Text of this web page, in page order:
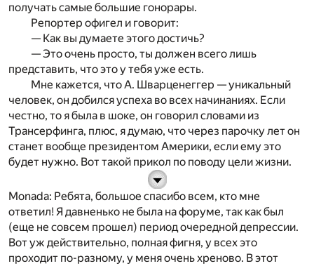
получать самые большие гонорары.
Репортер офигел и говорит:
— Как вы думаете этого достичь?
— Это очень просто, ты должен всего лишь
представить, что это у тебя уже есть.
Мне кажется, что А. Шварценеггер — уникальный
человек, он добился успеха во всех начинаниях. Если
честно, то я была в шоке, он говорил словами из
Трансерфинга, плюс, я думаю, что через парочку лет он
станет вообще президентом Америки, если ему это
будет нужно. Вот такой прикол по поводу цели жизни.
Monada: Ребята, большое спасибо всем, кто мне
ответил! Я давненько не была на форуме, так как был
(еще не совсем прошел) период очередной депрессии.
Вот уж действительно, полная фигня, у всех это
проходит по-разному, у меня очень хреново. В этот